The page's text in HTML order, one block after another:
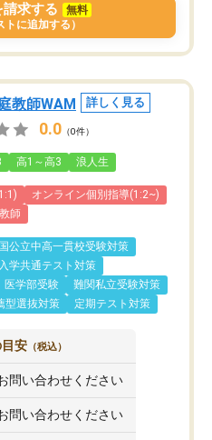
請求する
無料
トに追加する）
教師WAM 詳しく見る
0.0 （0件）
高1～高3 浪人生
オンライン個別指導(1:2~)
師
国公立中高一貫校受験対策
学共通テスト対策
医学部受験
難関私立受験対策
型選抜対策
定期テスト対策
安 （税込）
問い合わせください
問い合わせください